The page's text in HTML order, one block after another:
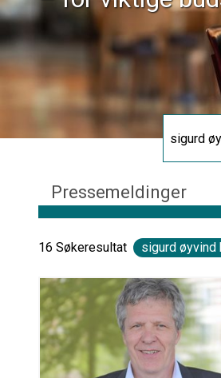
Pressemeldinger
16 Søkeresultat sigurd øyvind